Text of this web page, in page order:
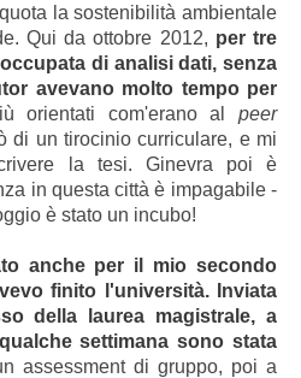
la sostenibilità ambientale
Qui da ottobre 2012, per tre
di analisi dati, senza
avevano molto tempo per
orientati com'erano alpeer
di un tirocinio curriculare, e mi
la tesi. Ginevra poi è
in questa città è impagabile -
è stato un incubo!
anche per il mio secondo
finito l'università. Inviata
della laurea magistrale, a
settimana sono stata
assessment di gruppo, poi a